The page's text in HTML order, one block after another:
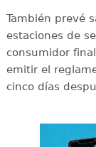
También prevé
estaciones de
consumidor
emitir el
cinco días